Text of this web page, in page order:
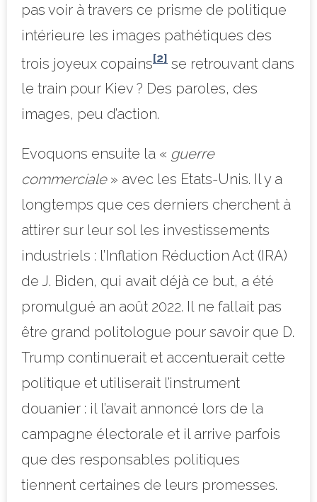
pas voir à travers ce prisme de politique
intérieure les images pathétiques des
trois joyeux copains[2] se retrouvant dans
le train pour Kiev ? Des paroles, des
images, peu d’action.
Evoquons ensuite la « guerre
commerciale» avec les Etats-Unis. Il y a
longtemps que ces derniers cherchent à
attirer sur leur sol les investissements
industriels : l’Inflation Réduction Act (IRA)
de J. Biden, qui avait déjà ce but, a été
promulgué an août 2022. Il ne fallait pas
être grand politologue pour savoir que D.
Trump continuerait et accentuerait cette
politique et utiliserait l’instrument
douanier : il l’avait annoncé lors de la
campagne électorale et il arrive parfois
que des responsables politiques
tiennent certaines de leurs promesses.